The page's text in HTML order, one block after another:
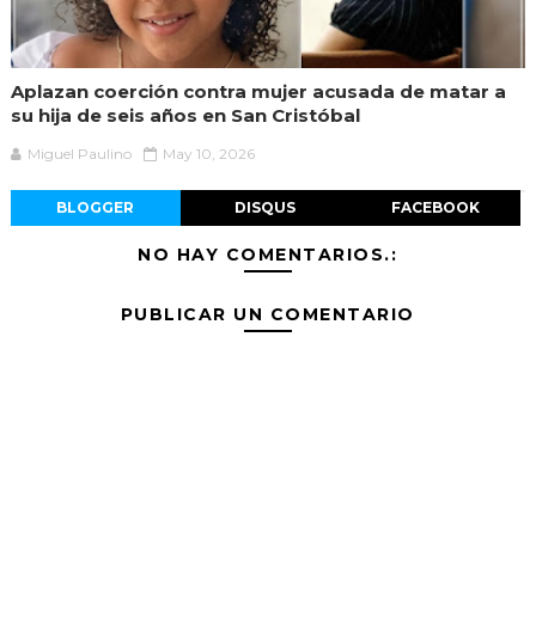
Aplazan coerción contra mujer acusada de matar a
su hija de seis años en San Cristóbal
Miguel Paulino May 10, 2026
BLOGGER DISQUS FACEBOOK
NO HAY COMENTARIOS.:
PUBLICAR UN COMENTARIO